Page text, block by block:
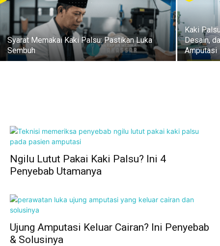
Syarat Memakai Kaki Palsu: Pastikan Luka
Sembuh
Kaki
Desain,
Amputasi
Ngilu Lutut Pakai Kaki Palsu? Ini 4
Penyebab Utamanya
Ujung Amputasi Keluar Cairan? Ini Penyebab
& Solusinya